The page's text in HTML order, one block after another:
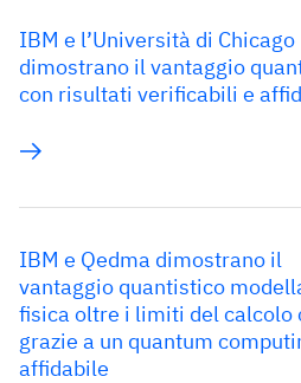
IBM e l’Università di Chicago
dimostrano il vantaggio
con risultati verificabili e
IBM e Qedma dimostrano il
vantaggio quantistico
fisica oltre i limiti del calcolo
grazie a un quantum
affidabile